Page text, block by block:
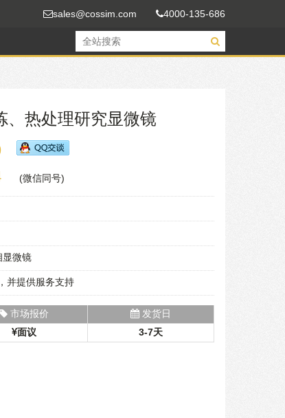
sales@cossim.com 4000-135-686
、热处理研究显微镜
(微信同号)
显微镜
并提供服务支持
市场报价
发货日
面议 3-7天